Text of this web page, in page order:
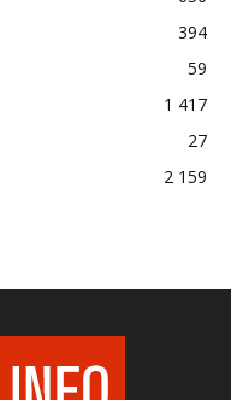
394
59
1 417
27
2 159